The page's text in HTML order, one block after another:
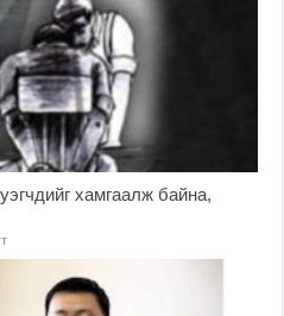
хамгаалж байна,